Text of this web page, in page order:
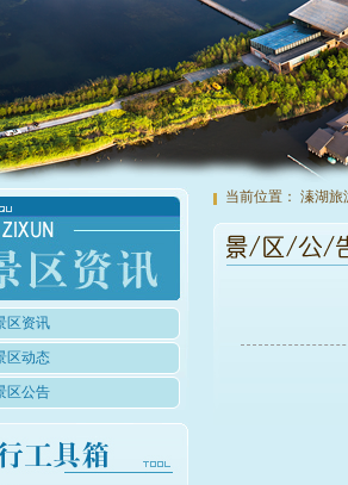
区资讯
区动态
区公告
当前位置： 溱湖旅